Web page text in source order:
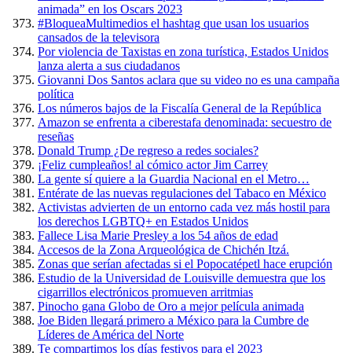
animada” en los Oscars 2023
#BloqueaMultimedios el hashtag que usan los usuarios
cansados de la televisora
Por violencia de Taxistas en zona turística, Estados Unidos
lanza alerta a sus ciudadanos
Giovanni Dos Santos aclara que su video no es una campaña
política
Los números bajos de la Fiscalía General de la República
Amazon se enfrenta a ciberestafa denominada: secuestro de
reseñas
Donald Trump ¿De regreso a redes sociales?
¡Feliz cumpleaños! al cómico actor Jim Carrey
La gente sí quiere a la Guardia Nacional en el Metro…
Entérate de las nuevas regulaciones del Tabaco en México
Activistas advierten de un entorno cada vez más hostil para
los derechos LGBTQ+ en Estados Unidos
Fallece Lisa Marie Presley a los 54 años de edad
Accesos de la Zona Arqueológica de Chichén Itzá.
Zonas que serían afectadas si el Popocatépetl hace erupción
Estudio de la Universidad de Louisville demuestra que los
cigarrillos electrónicos promueven arritmias
Pinocho gana Globo de Oro a mejor película animada
Joe Biden llegará primero a México para la Cumbre de
Líderes de América del Norte
Te compartimos los días festivos para el 2023